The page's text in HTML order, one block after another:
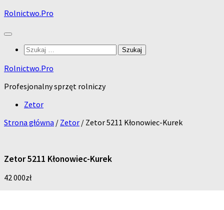
Skip
content
Rolnictwo.Pro
Szukaj:
Rolnictwo.Pro
Profesjonalny sprzęt rolniczy
Zetor
Strona główna / Zetor / Zetor 5211 Kłonowiec-Kurek
Zetor 5211 Kłonowiec-Kurek
42 000zł